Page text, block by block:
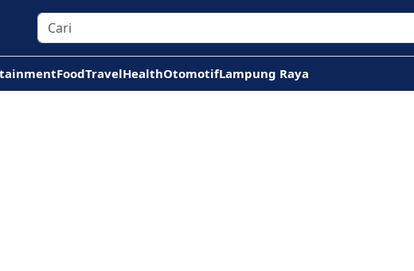
FoodTravelHealthOtomotifLampung Raya